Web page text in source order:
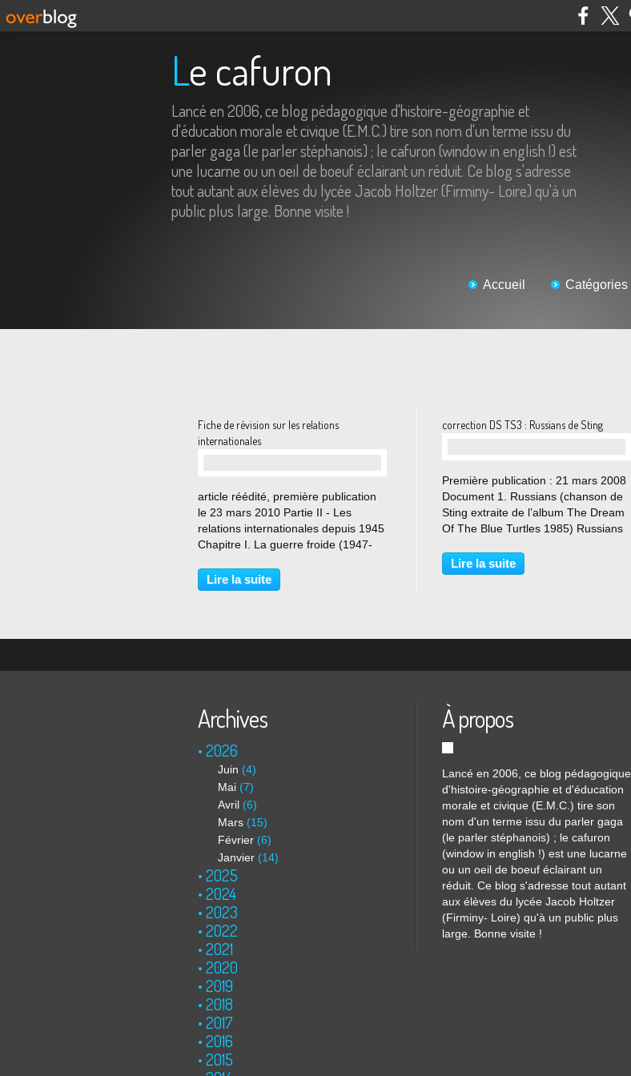
Le cafuron
Lancé en 2006, ce blog pédagogique d'histoire-géographie et
d'éducation morale et civique (E.M.C.) tire son nom d'un terme issu du
parler gaga (le parler stéphanois) ; le cafuron (window in english !) est
une lucarne ou un oeil de boeuf éclairant un réduit. Ce blog s'adresse
tout autant aux élèves du lycée Jacob Holtzer (Firminy- Loire) qu'à un
public plus large. Bonne visite !
Accueil Catégories
Fiche de révision sur les relations
internationales
article réédité, première publication
le 23 mars 2010 Partie II - Les
relations internationales depuis 1945
Chapitre I. La guerre froide (1947-
Pourquoi la grande alliance
s'effondre-t-elle ? (ou pourquoi la
Lire la suite
correction DS TS3 : Russians de Sting
Première publication : 21 mars 2008
Document 1. Russians (chanson de
Sting extraite de l’album The Dream
Of The Blue Turtles 1985) Russians
There's a growing feeling of hysteria
Conditioned to respond to all the
Lire la suite
Archives
2026
Juin (4)
Mai (7)
Avril (6)
Mars (15)
Février (6)
Janvier (14)
2025
2024
2023
2022
2021
2020
2019
2018
2017
2016
2015
À propos
Lancé en 2006, ce blog pédagogique
d'histoire-géographie et d'éducation
morale et civique (E.M.C.) tire son
nom d'un terme issu du parler gaga
(le parler stéphanois) ; le cafuron
(window in english !) est une lucarne
ou un oeil de boeuf éclairant un
réduit. Ce blog s'adresse tout autant
aux élèves du lycée Jacob Holtzer
(Firminy- Loire) qu'à un public plus
large. Bonne visite !